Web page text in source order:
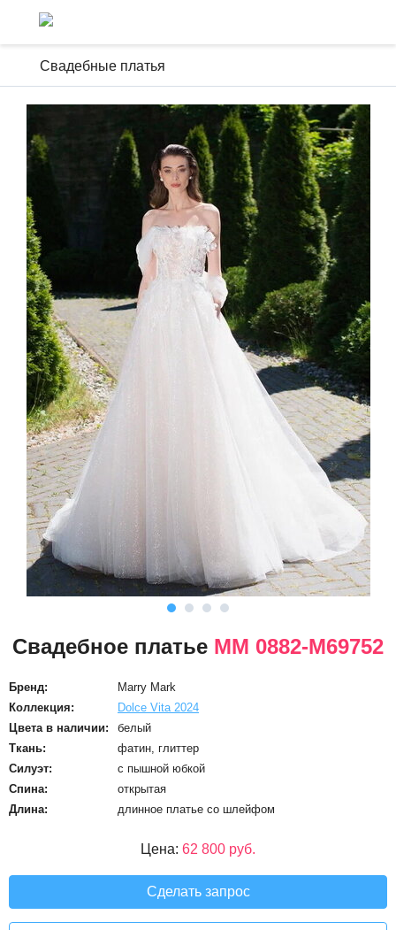
Свадебные платья
Свадебное платье ММ 0882-M69752
Бренд:
Marry Mark
Коллекция:
Dolce Vita 2024
Цвета в наличии:
белый
Ткань:
фатин, глиттер
Силуэт:
с пышной юбкой
Спина:
открытая
Длина:
длинное платье со шлейфом
Цена: 62 800 руб.
Сделать запрос